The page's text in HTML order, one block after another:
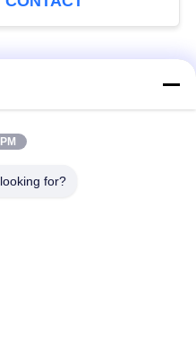
Plastic Kruidkruik
for?